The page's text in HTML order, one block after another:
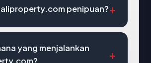
penipuan?
yang menjalankan